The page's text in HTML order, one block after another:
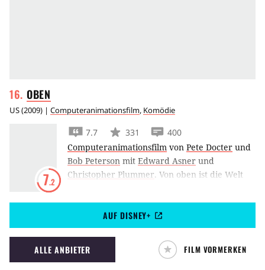
OBEN
US(2009) | Computeranimationsfilm, Komödie
7.2
7.7 331
400
Computeranimationsfilm von Pete Docter und
Bob Peterson mit Edward Asner und
Christopher Plummer. Von oben ist die Welt
sein Haus mithilfe von Ballons in ein Luftschiff.
Doch er hat die Rechnung ohne den
Pfadfinder Russell gemacht.
AUF DISNEY+
ALLE ANBIETER FILM VORMERKEN